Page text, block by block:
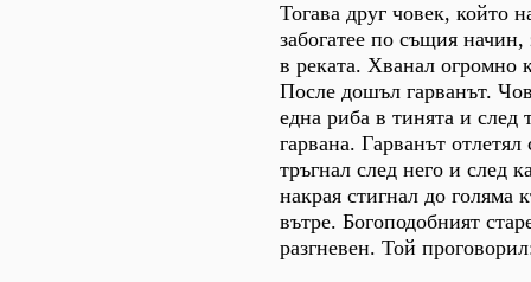
Тогава друг човек, който
забогатее по същия
в реката. Хванал огромно
После дошъл гарванът.
една риба в тинята и след
гарвана. Гарванът
тръгнал след него и след
накрая стигнал до голяма
вътре. Богоподобният
разгневен. Той